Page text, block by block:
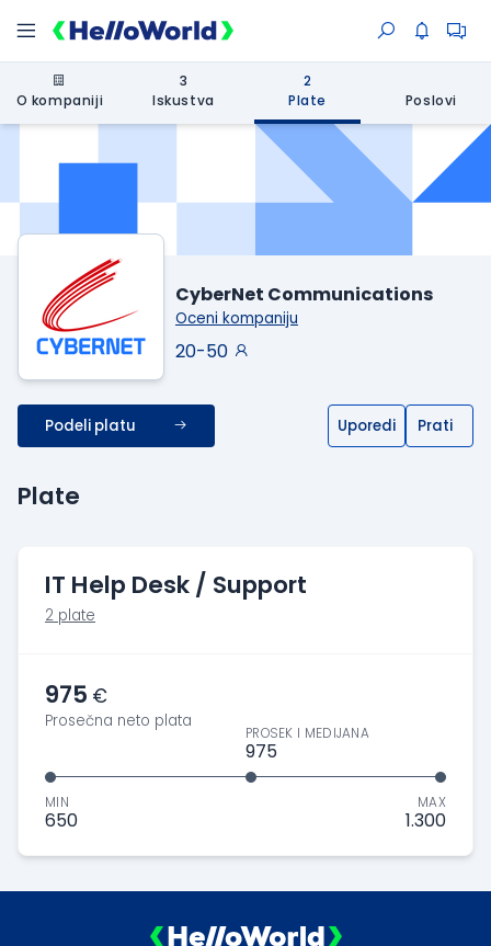
O kompaniji
3
Iskustva
2
Plate
Poslovi
CyberNet Communications
Oceni kompaniju
20-50
Podeli platu Uporedi Prati
Plate
IT Help Desk / Support
2 plate
975 €
Prosečna neto plata
MIN
650
PROSEK I MEDIJANA
975
MAX
1.300